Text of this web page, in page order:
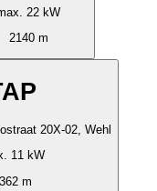
22 kW
2140 m
20X-02, Wehl
11 kW
m